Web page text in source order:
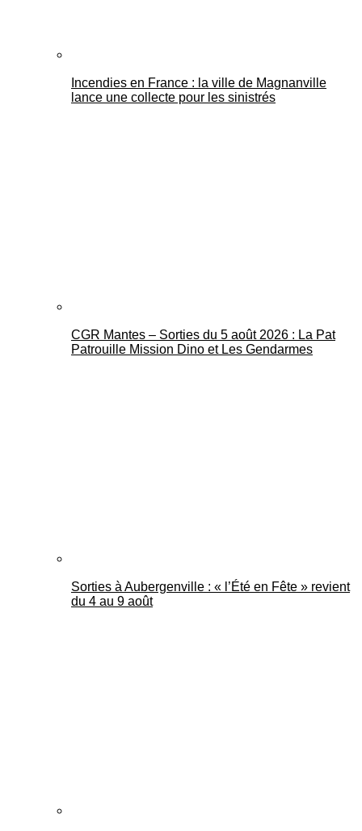
Mantes Actu
Incendies en France : la ville de Magnanville
lance une collecte pour les sinistrés
CGR Mantes – Sorties du 5 août 2026 : La Pat
Patrouille Mission Dino et Les Gendarmes
Sorties à Aubergenville : « l’Été en Fête » revient
du 4 au 9 août